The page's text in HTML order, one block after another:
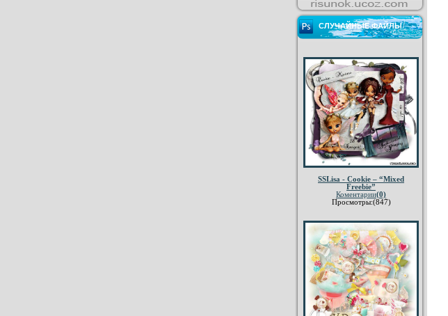
СЛУЧАЙНЫЕ ФАЙЛЫ
SSLisa - Cookie – “Mixed
Freebie”
Коментарии(0)
Просмотры:(847)